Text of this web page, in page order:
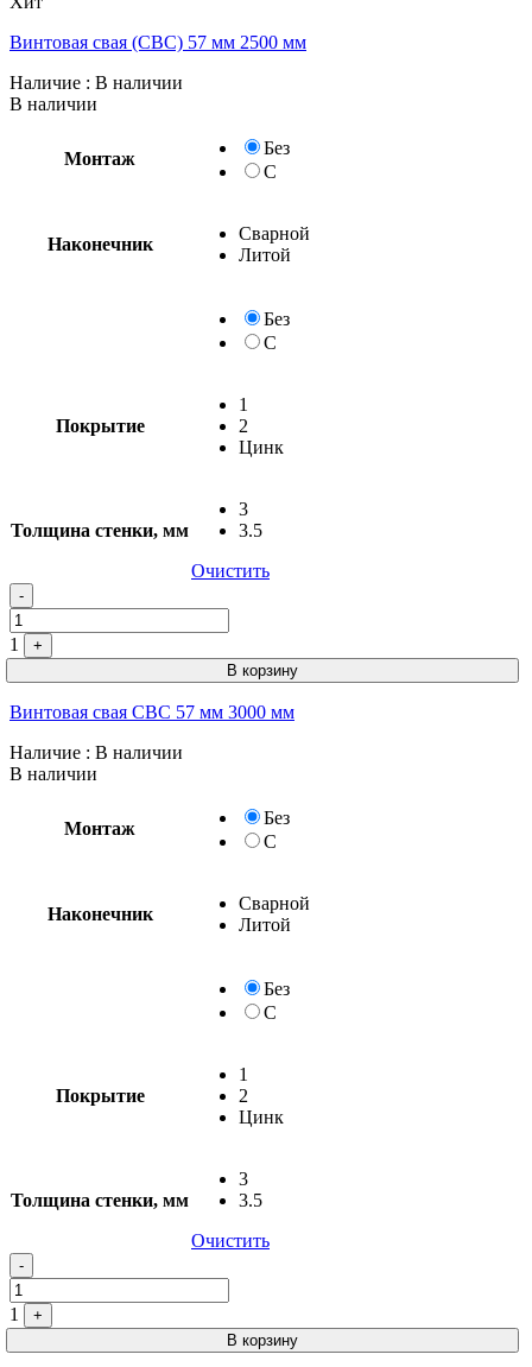
Винтовая свая (СВС) 57 мм 2500 мм
Наличие : В наличии
В наличии
Монтаж
Без
С
Наконечник
Сварной
Литой
Без
С
Покрытие
1
2
Цинк
Толщина стенки, мм
3
3.5
Очистить
-
1
+
В корзину
Винтовая свая СВС 57 мм 3000 мм
Наличие : В наличии
В наличии
Монтаж
Без
С
Наконечник
Сварной
Литой
Без
С
Покрытие
1
2
Цинк
Толщина стенки, мм
3
3.5
Очистить
-
1
+
В корзину